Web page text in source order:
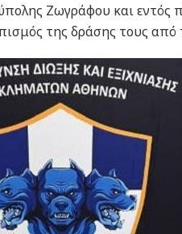
Ζωγράφου και εντός
της δράσης τους από